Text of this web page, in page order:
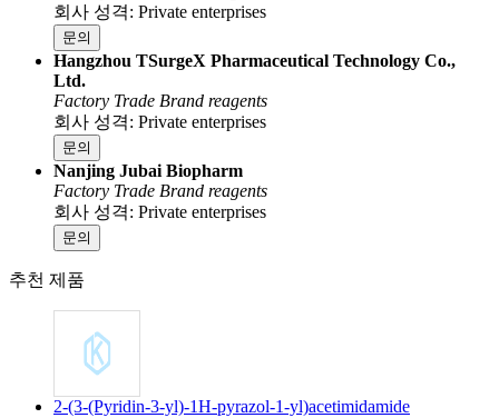
회사 성격: Private enterprises
문의
Hangzhou TSurgeX Pharmaceutical Technology Co.,
Ltd.
Factory Trade Brand reagents
회사 성격: Private enterprises
문의
Nanjing Jubai Biopharm
Factory Trade Brand reagents
회사 성격: Private enterprises
문의
추천 제품
2-(3-(Pyridin-3-yl)-1H-pyrazol-1-yl)acetimidamide